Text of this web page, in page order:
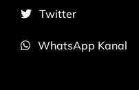
Twitter
WhatsApp Kanal